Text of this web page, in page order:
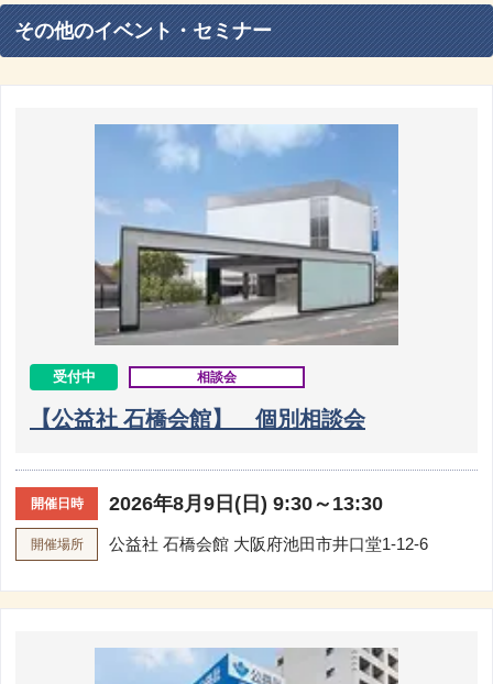
その他のイベント・セミナー
受付中 相談会
【公益社 石橋会館】 個別相談会
開催日時 2026年8月9日(日) 9:30～13:30
開催場所 公益社 石橋会館 大阪府池田市井口堂1-12-6